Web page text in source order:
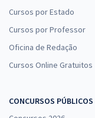
Cursos por Estado
Cursos por Professor
Oficina de Redação
Cursos Online Gratuitos
CONCURSOS PÚBLICOS